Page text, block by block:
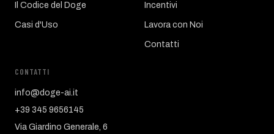
Il Codice del Doge
Casi d'Uso
Incentivi
Lavora con Noi
Contatti
CONTATTI
info@doge-ai.it
+39 345 9656145
Via Giardino Generale, 6